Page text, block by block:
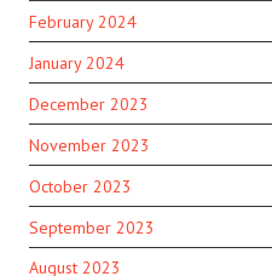
February 2024
January 2024
December 2023
November 2023
October 2023
September 2023
August 2023